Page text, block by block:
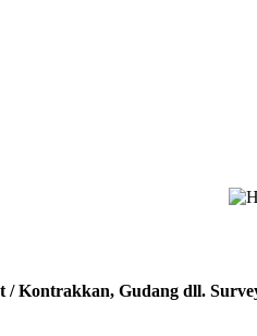
/ Kontrakkan, Gudang dll.